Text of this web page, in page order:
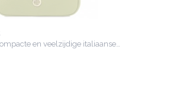
en veelzijdige italiaanse…